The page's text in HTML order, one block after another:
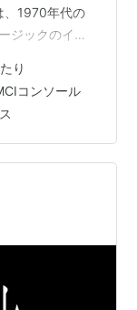
、1970年代の
ジックのイメ
組んだスーパ
シルク・ソニ
ープン」で
年11月にデビュ
・シルク・ソ
り
コンソール